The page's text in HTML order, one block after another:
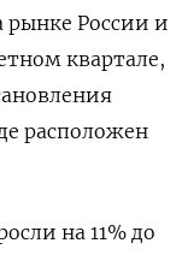
рынке России и
квартале,
расположен
на 11% до